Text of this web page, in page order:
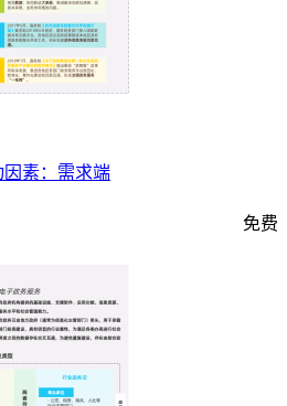
素：需求端
免费